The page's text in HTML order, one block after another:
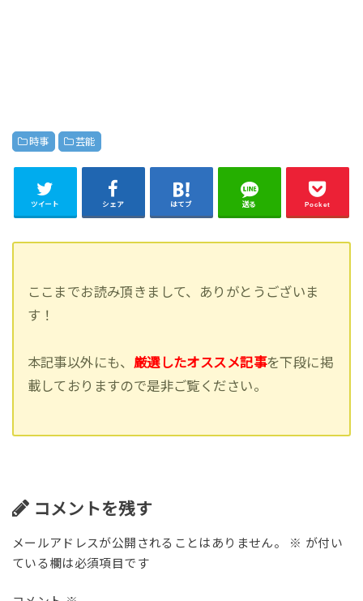
時事 芸能
ツイート シェア はてブ 送る Pocket
ここまでお読み頂きまして、ありがとうございま
す！
本記事以外にも、 厳選したオススメ記事を下段に掲
載しておりますので是非ご覧ください。
コメントを残す
メールアドレスが公開されることはありません。 ※ が付い
ている欄は必須項目です